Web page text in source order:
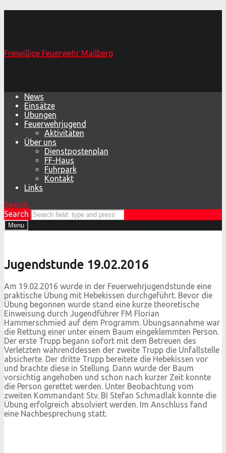
Freiwillige Feuerwehr Mailberg
News
Einsätze
Übungen
Feuerwehrjugend
Aktivitäten
Über uns
Dienstpostenplan
FF-Haus
Fuhrpark
Kontakt
Links
Search
Search
Menu
Jugendstunde 19.02.2016
Am 19.02.2016 wurde in der Feuerwehrjugendstunde eine
praktische Übung mit Hebekissen durchgeführt. Bevor die
Übung begonnen wurde stand eine kurze theoretische
Einweisung durch Jugendführer FM Florian
Hammerschmied auf dem Programm. Übungsannahme war
die Rettung einer unter einem Baum eingeklemmten Person.
Der erste Trupp begann sofort mit dem Betreuen des
Verletzten währenddessen der zweite Trupp die Unfallstelle
absicherte. Der dritte Trupp bereitete die Hebekissen vor
und brachte diese in Stellung. Dann wurde der Baum
vorsichtig angehoben und schon nach kurzer Zeit konnte
die Person gerettet werden. Unter Beobachtung vom
zweiten Kommandant Stv. BI Stefan Schmadlak konnte die
Übung erfolgreich absolviert werden. Im Anschluss fand
eine Nachbesprechung statt.